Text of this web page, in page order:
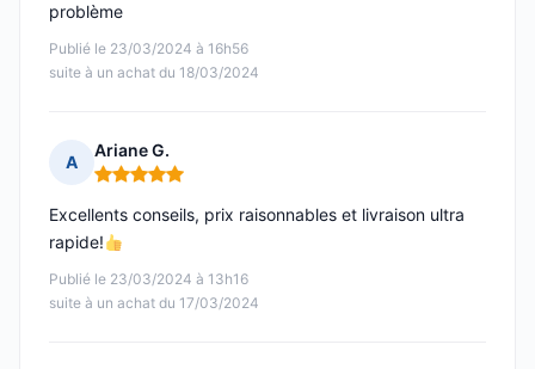
Publié le 23/03/2024 à 16h56
suite à un achat du 18/03/2024
problème
A
Ariane G.
Note : 5 sur 5
Publié le 23/03/2024 à 13h16
suite à un achat du 17/03/2024
Excellents conseils, prix raisonnables et livraison ultra
rapide!